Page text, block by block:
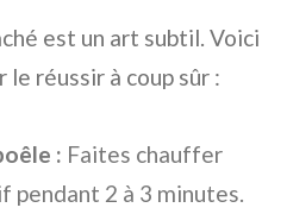
est un art subtil. Voici
réussir à coup sûr :
: Faites chauffer
pendant 2 à 3 minutes.